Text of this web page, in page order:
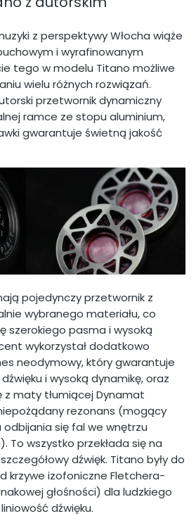
z perspektywy Włocha wiąże
i wyrafinowanym
tego w modelu Titano możliwe
wielu różnych rozwiązań.
przetwornik dynamiczny
ramce ze stopu aluminium,
gwarantuje świetną jakość
pojedynczy przetwornik z
wybranego materiału, co
szerokiego pasma i wysoką
wykorzystał dodatkowo
neodymowy, który gwarantuje
i wysoką dynamikę, oraz
maty tłumiącej Dynamat
rezonans (mogący
się fal we wnętrzu
To wszystko przekłada się na
dźwięk. Titano były do
krzywe izofoniczne Fletchera-
głośności) dla ludzkiego
dźwięku.